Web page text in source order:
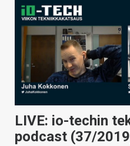
LIVE: io-techin
podcast (37/